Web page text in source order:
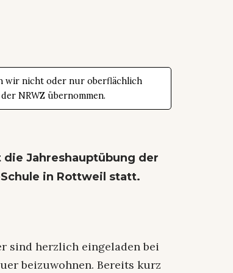
wir nicht oder nur oberflächlich
NRWZ übernommen.
die Jahreshauptübung der
in Rottweil statt.
sind herzlich eingeladen bei
beizuwohnen. Bereits kurz